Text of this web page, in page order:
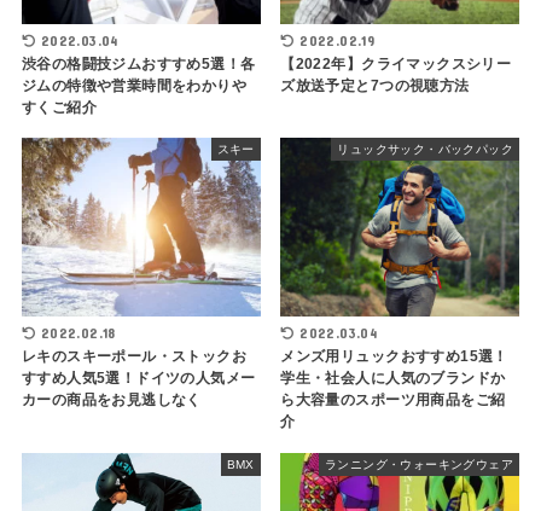
2022.03.04
渋谷の格闘技ジムおすすめ5選！各
ジムの特徴や営業時間をわかりや
すくご紹介
2022.02.19
【2022年】クライマックスシリー
ズ放送予定と7つの視聴方法
スキー
2022.02.18
レキのスキーポール・ストックお
すすめ人気5選！ドイツの人気メー
カーの商品をお見逃しなく
リュックサック・バックパック
2022.03.04
メンズ用リュックおすすめ15選！
学生・社会人に人気のブランドか
ら大容量のスポーツ用商品をご紹
介
BMX ランニング・ウォーキングウェア